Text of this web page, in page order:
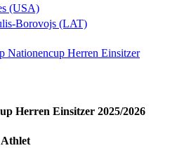
(USA)
Borovojs (LAT)
Nationencup Herren Einsitzer
Herren Einsitzer 2025/2026
Athlet